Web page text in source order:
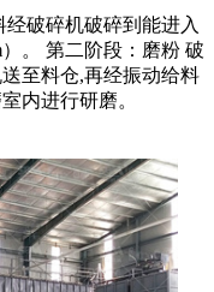
破碎机破碎到能进入
。 第二阶段：磨粉 破
至料仓,再经振动给料
内进行研磨。